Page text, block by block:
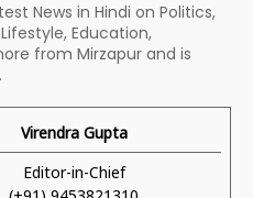
News in Hindi on Politics,
Education,
from Mirzapur and is
Virendra Gupta
Editor-in-Chief